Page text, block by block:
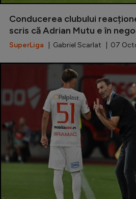
Conducerea clubului
scris că Adrian Mutu e în
SuperLiga | Gabriel Scarlat | 07